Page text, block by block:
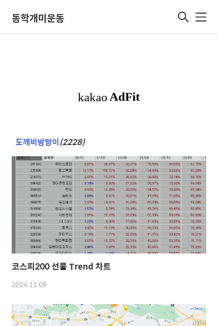
동학개미운동 메
도깨비방망이(2228)
코스피200 선물 Trend 차트
2024.11.09